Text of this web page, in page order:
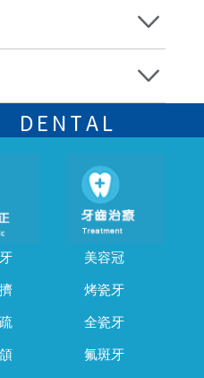
收取費用，而匯率會及時告知客人
聯絡我們，告知我們你原本預約
及時段
DENTAL
美容冠
烤瓷牙
全瓷牙
氟斑牙